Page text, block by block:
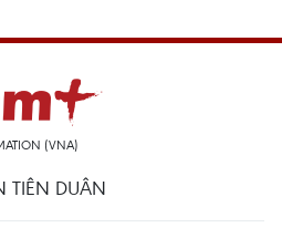
(VNA)
TIÊN DUÂN